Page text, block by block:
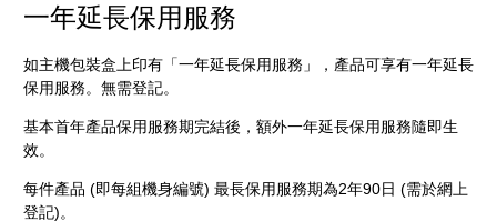
一年延長保用服務
如主機包裝盒上印有「一年延長保用服務」，產品可享有一年延長
保用服務。無需登記。
基本首年產品保用服務期完結後，額外一年延長保用服務隨即生
效。
每件產品 (即每組機身編號) 最長保用服務期為2年90日 (需於網上
登記)。